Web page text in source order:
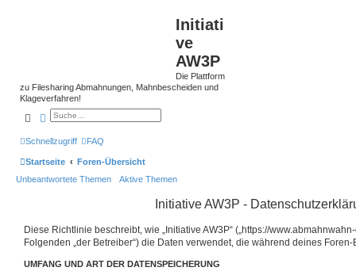
Initiati
ve
AW3P
Die Plattform
zu Filesharing Abmahnungen, Mahnbescheiden und
Klageverfahren!
SucheErweiterte Suche
Schnellzugriff FAQ
Startseite
Foren-Übersicht
Unbeantwortete Themen
Aktive Themen
Initiative AW3P -
Diese Richtlinie beschreibt, wie „Initiative AW3P“ („https://
Folgenden „der Betreiber“) die Daten verwendet, die während deines
UMFANG UND ART DER DATENSPEICHERUNG